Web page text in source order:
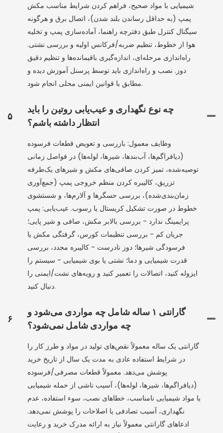
شیمیایی با مواد صحیح، فراهم کردن شرایط مناسب مکش
پمپ (به حداقل رساندن بلند شدن)، اتصال برق و هرگونه
سیگنال کنترل طبق دفترچه راهنما، آماده‌سازی پمپ و تخلیه
هوا از خطوط، تنظیم ضربه/فرکانس اولیه و بررسی نشتی.
راه‌اندازی مرحله‌ای، اندازه‌گیری باقیمانده‌ها و تنظیم دقیق
دوز. نصب و راه‌اندازی باید توسط پرسنل آموزش دیده و
مطابق با قوانین ایمنی محلی انجام شود.
۵
چه نوع نگهداری و عیب‌یابی روتین را باید
انتظار داشته باشم؟
وظایف معمول: بازرسی و تعویض قطعات فرسوده
(دیافراگم‌ها، آب‌بندها، شیرها، لوله‌ها) در فواصل زمانی
توصیه‌شده، تمیز کردن صافی‌های مکش و شیرهای یک‌طرفه
تزریق، کالیبره کردن منظم خروجی پمپ (جمع‌آوری
زمان‌بندی‌شده)، بررسی حسگرها و آلارم‌ها، و شستشوی
خطوط در صورت تشکیل کریستال یا رسوب. عیب‌یابی: پمپ
پرایمینگ ندارد - بررسی بالابر مکش، صافی و شیر پایی؛
جریان کم - بررسی تنظیمات کورس، گرفتگی مکش یا
فرسودگی شیرها؛ دوز نادرست - کالیبره مجدد، بررسی
قدرت شیمیایی و دما؛ نشتی یا بوی شیمیایی - سیستم را
ایزوله کنید، اتصالات را تعمیر کنید و رویه‌های نشت/ایمنی را
دنبال کنید.
۶
گارانتی ۱ ساله شامل چه مواردی می‌شود و
چه مواردی شامل نمی‌شود؟
گارانتی یک ساله معمولاً نقص‌های تولید در مواد و طرز کار را
در شرایط استفاده عادی به مدت یک سال از تاریخ خرید
پوشش می‌دهد. معمولاً قطعات مصرفی/فرسوده
(دیافراگم‌ها، شیرها، لوله‌ها)، آسیب ناشی از حمله شیمیایی
یا مواد شیمیایی نامناسب، خطاهای نصب، سوء استفاده، عدم
نگهداری، آسیب تصادفی یا اصلاحات را پوشش نمی‌دهد.
ادعاهای گارانتی معمولاً نیاز به ارائه مدرک خرید و رعایت